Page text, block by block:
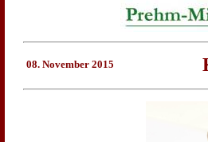
08. November 2015